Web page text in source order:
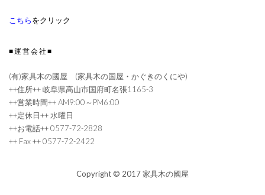
こちらをクリック
■運営会社■
(有)家具木の國屋 (家具木の国屋・かぐきのくにや)
++住所++ 岐阜県高山市国府町名張1165-3
++営業時間++ AM9:00～PM6:00
++定休日++ 水曜日
++お電話++ 0577-72-2828
++ Fax ++ 0577-72-2422
Copyright © 2017 家具木の國屋